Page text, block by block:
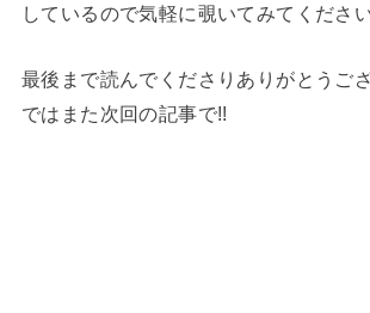
しているので気軽に覗いてみてくださ
最後まで読んでくださりありがとうご
ではまた次回の記事で!!